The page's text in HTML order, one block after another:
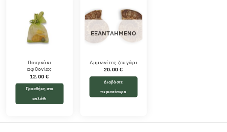
Πουγκάκι
αφθονίας
12.00€
Προσθήκη στο
καλάθι
ΕΞΑΝΤΛΗΜΈΝΟ
Αμμωνίτες ζευγάρι
20.00€
Διαβάστε
περισσότερα